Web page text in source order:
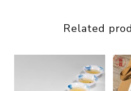
Related